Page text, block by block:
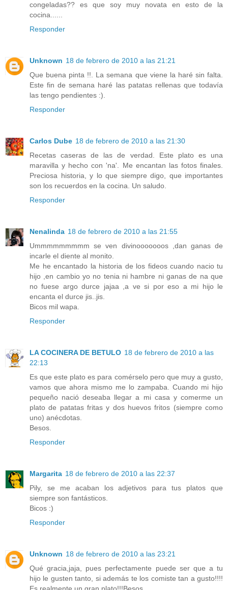
congeladas?? es que soy muy novata en esto de la
cocina......
Responder
Unknown 18 de febrero de 2010 a las 21:21
Que buena pinta !!. La semana que viene la haré sin falta.
Este fin de semana haré las patatas rellenas que todavía
las tengo pendientes :).
Responder
Carlos Dube 18 de febrero de 2010 a las 21:30
Recetas caseras de las de verdad. Este plato es una
maravilla y hecho con 'na'. Me encantan las fotos finales.
Preciosa historia, y lo que siempre digo, que importantes
son los recuerdos en la cocina. Un saludo.
Responder
Nenalinda 18 de febrero de 2010 a las 21:55
Ummmmmmmmm se ven divinooooooos ,dan ganas de
incarle el diente al monito.
Me he encantado la historia de los fideos cuando nacio tu
hijo ,en cambio yo no tenia ni hambre ni ganas de na que
no fuese argo durce jajaa ,a ve si por eso a mi hijo le
encanta el durce jis..jis.
Bicos mil wapa.
Responder
LA COCINERA DE BETULO 18 de febrero de 2010 a las
22:13
Es que este plato es para comérselo pero que muy a gusto,
vamos que ahora mismo me lo zampaba. Cuando mi hijo
pequeño nació deseaba llegar a mi casa y comerme un
plato de patatas fritas y dos huevos fritos (siempre como
uno) anécdotas.
Besos.
Responder
Margarita 18 de febrero de 2010 a las 22:37
Pily, se me acaban los adjetivos para tus platos que
siempre son fantásticos.
Bicos :)
Responder
Unknown 18 de febrero de 2010 a las 23:21
Qué gracia,jaja, pues perfectamente puede ser que a tu
hijo le gusten tanto, si además te los comiste tan a gusto!!!!